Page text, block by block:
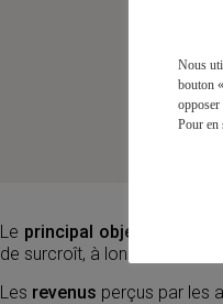
Le principal objectif
de surcroît, à long terme, des
Les revenus perçus par les
Nous
bouton
opposer
Pour en